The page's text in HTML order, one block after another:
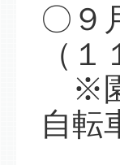
〇
（
※園
自転